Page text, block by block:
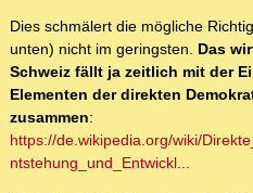
Dies schmälert die mögliche
unten) nicht im geringsten. Das
Schweiz fällt ja zeitlich mit der
Elementen der direkten
zusammen:
https://de.wikipedia.org/wiki/
ntstehung_und_Entwickl...